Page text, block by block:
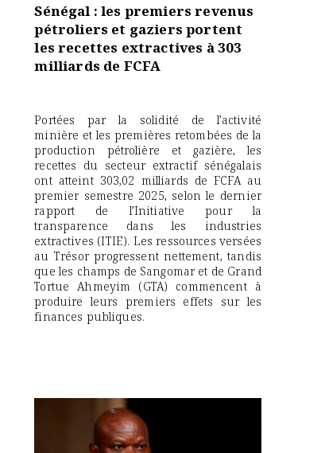
Sénégal : les premiers revenus
pétroliers et gaziers portent
les recettes extractives à 303
milliards de FCFA
Portées par la solidité de l’activité
minière et les premières retombées de la
production pétrolière et gazière, les
recettes du secteur extractif sénégalais
ont atteint 303,02 milliards de FCFA au
premier semestre 2025, selon le dernier
rapport de l’Initiative pour la
transparence dans les industries
extractives (ITIE). Les ressources versées
au Trésor progressent nettement, tandis
que les champs de Sangomar et de Grand
Tortue Ahmeyim (GTA) commencent à
produire leurs premiers effets sur les
finances publiques.